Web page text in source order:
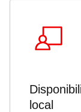
local